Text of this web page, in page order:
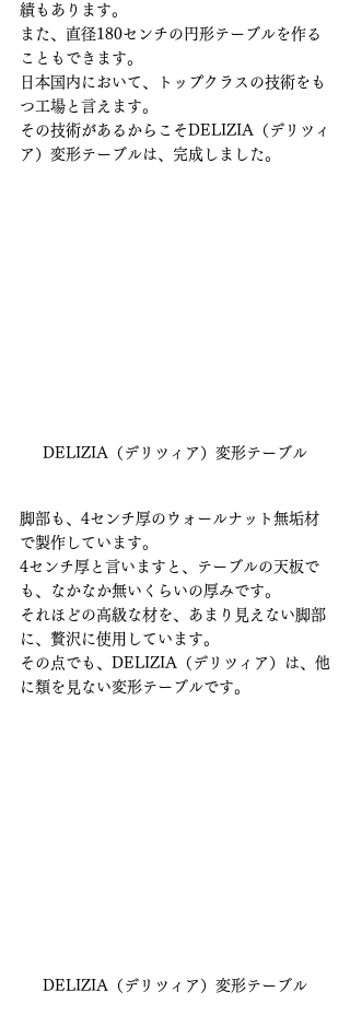
績もあります。
また、直径180センチの円形テーブルを作る
こともできます。
日本国内において、トップクラスの技術をも
つ工場と言えます。
その技術があるからこそDELIZIA（デリツィ
ア）変形テーブルは、完成しました。
DELIZIA（デリツィア）変形テーブル
脚部も、4センチ厚のウォールナット無垢材
で製作しています。
4センチ厚と言いますと、テーブルの天板で
も、なかなか無いくらいの厚みです。
それほどの高級な材を、あまり見えない脚部
に、贅沢に使用しています。
その点でも、DELIZIA（デリツィア）は、他
に類を見ない変形テーブルです。
DELIZIA（デリツィア）変形テーブル